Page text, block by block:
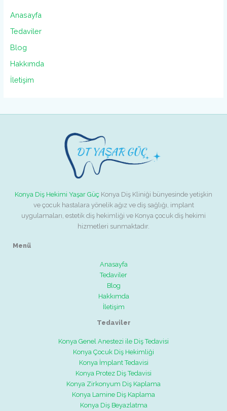
Anasayfa
Tedaviler
Blog
Hakkımda
İletişim
Konya Diş Hekimi Yaşar Güç Konya Diş Kliniği bünyesinde yetişkin
ve çocuk hastalara yönelik ağız ve diş sağlığı, implant
uygulamaları, estetik diş hekimliği ve Konya çocuk diş hekimi
hizmetleri sunmaktadır.
Menü
Anasayfa
Tedaviler
Blog
Hakkımda
İletişim
Tedaviler
Konya Genel Anestezi ile Diş Tedavisi
Konya Çocuk Diş Hekimliği
Konya İmplant Tedavisi
Konya Protez Diş Tedavisi
Konya Zirkonyum Diş Kaplama
Konya Lamine Diş Kaplama
Konya Diş Beyazlatma